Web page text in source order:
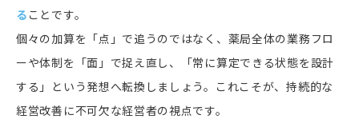
る ことです。
個々の加算を「点」で追うのではなく、薬局全体の業務フロ
ーや体制を「面」で捉え直し、「常に算定できる状態を設計
する」という発想へ転換しましょう。これこそが、持続的な
経営改善に不可欠な経営者の視点です。